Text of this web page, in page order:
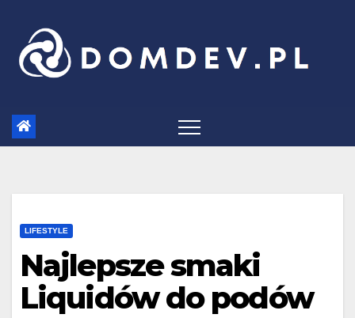
content
LIFESTYLE
Najlepsze smaki
Liquidów do podów